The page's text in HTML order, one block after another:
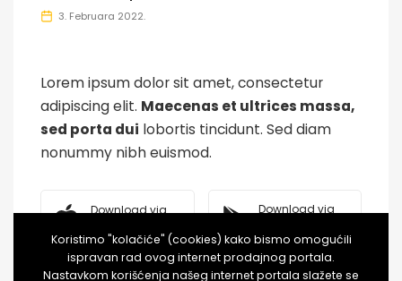
3. Februara 2022.
Lorem ipsum dolor sit amet, consectetur
adipiscing elit. Maecenas et ultrices massa,
sed porta dui lobortis tincidunt. Sed diam
nonummy nibh euismod.
Download via
Download via
Download via Download via
Koristimo "kolačiće" (cookies) kako bismo omogućili
ispravan rad ovog internet prodajnog portala.
Nastavkom korišćenja našeg internet portala slažete se